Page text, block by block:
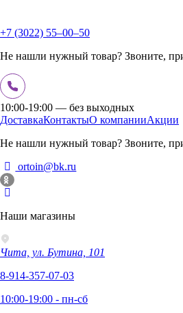
+7 (3022) 55‒00‒50
Не нашли нужный товар? Звоните,
10:00-19:00 — без выходных
ДоставкаКонтактыО компанииАкции
Не нашли нужный товар? Звоните,
ortoin@bk.ru
Наши магазины
Чита, ул. Бутина, 101
8-914-357-07-03
10:00-19:00 - пн-сб